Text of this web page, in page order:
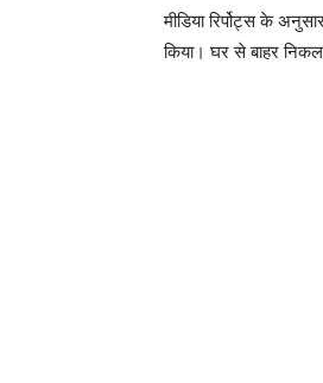
मीडिया रिर्पोट्स के
किया। घर से बाहर